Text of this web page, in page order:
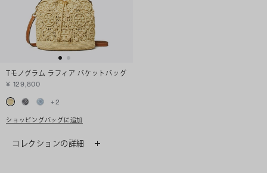
Tモノグラム ラフィア バケットバッグ
¥ 129,800
+2
ショッピングバッグに追加
コレクションの詳細